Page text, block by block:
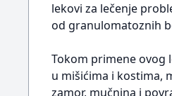
lekovi za lečenje
od granulomatoznih
Tokom primene ovog
u mišićima i kostima,
zamor, mučnina i